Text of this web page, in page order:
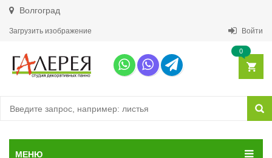
Волгоград
Загрузить изображение Войти
0
МЕНЮ